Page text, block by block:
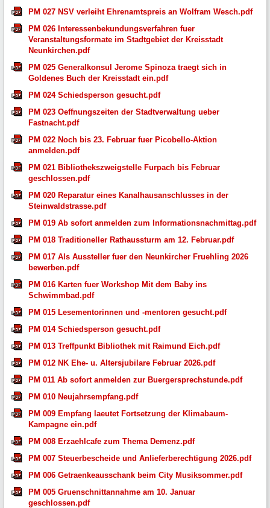
PM 027 NSV verleiht Ehrenamtspreis an Wolfram Wesch.pdf
PM 026 Interessenbekundungsverfahren fuer
Veranstaltungsformate im Stadtgebiet der Kreisstadt
Neunkirchen.pdf
PM 025 Generalkonsul Jerome Spinoza traegt sich in
Goldenes Buch der Kreisstadt ein.pdf
PM 024 Schiedsperson gesucht.pdf
PM 023 Oeffnungszeiten der Stadtverwaltung ueber
Fastnacht.pdf
PM 022 Noch bis 23. Februar fuer Picobello-Aktion
anmelden.pdf
PM 021 Bibliothekszweigstelle Furpach bis Februar
geschlossen.pdf
PM 020 Reparatur eines Kanalhausanschlusses in der
Steinwaldstrasse.pdf
PM 019 Ab sofort anmelden zum Informationsnachmittag.pdf
PM 018 Traditioneller Rathaussturm am 12. Februar.pdf
PM 017 Als Aussteller fuer den Neunkircher Fruehling 2026
bewerben.pdf
PM 016 Karten fuer Workshop Mit dem Baby ins
Schwimmbad.pdf
PM 015 Lesementorinnen und -mentoren gesucht.pdf
PM 014 Schiedsperson gesucht.pdf
PM 013 Treffpunkt Bibliothek mit Raimund Eich.pdf
PM 012 NK Ehe- u. Altersjubilare Februar 2026.pdf
PM 011 Ab sofort anmelden zur Buergersprechstunde.pdf
PM 010 Neujahrsempfang.pdf
PM 009 Empfang laeutet Fortsetzung der Klimabaum-
Kampagne ein.pdf
PM 008 Erzaehlcafe zum Thema Demenz.pdf
PM 007 Steuerbescheide und Anlieferberechtigung 2026.pdf
PM 006 Getraenkeausschank beim City Musiksommer.pdf
PM 005 Gruenschnittannahme am 10. Januar
geschlossen.pdf